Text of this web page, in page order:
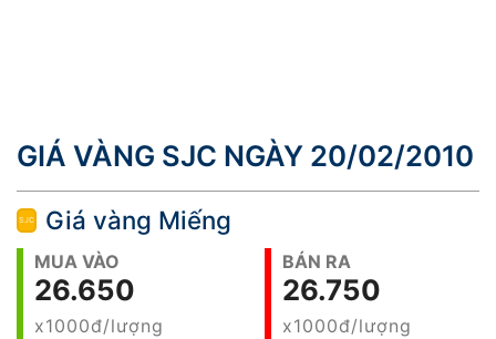
GIÁ VÀNG SJC NGÀY 20/02/2010
Giá vàng Miếng
MUA VÀO
26.650
x1000đ/lượng
BÁN RA
26.750
x1000đ/lượng